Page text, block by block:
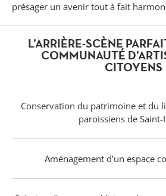
présager un avenir tout à fait
L’ARRIÈRE-SCÈNE
COMMUNAUTÉ
CITOYENS
Conservation du patrimoine et du
paroissiens de Saint-
Aménagement d’un espace